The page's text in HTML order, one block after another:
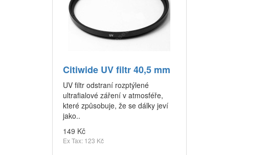
Citiwide UV filtr 40,5 mm
UV filtr odstraní rozptýlené
ultrafialové záření v atmosféře,
které způsobuje, že se dálky jeví
jako..
149 Kč
Ex Tax: 123 Kč